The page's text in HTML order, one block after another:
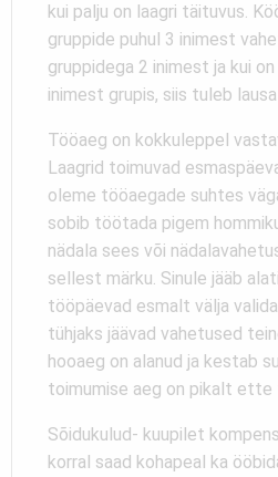
kui palju on laagri täituvus.
gruppide puhul 3 inimest
gruppidega 2 inimest ja kui
inimest grupis, siis tuleb
Tööaeg on kokkuleppel
Laagrid toimuvad
oleme tööaegade suhtes
sobib töötada pigem
nädala sees või
sellest märku. Sinule jääb
tööpäevad esmalt välja
tühjaks jäävad vahetused
hooaeg on alanud ja kestab
toimumise aeg on pikalt ette
Sõidukulud- kuupilet
korral saad kohapeal ka